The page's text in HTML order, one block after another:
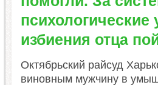
психологические
избиения отца
Октябрьский райсуд
виновным мужчину в